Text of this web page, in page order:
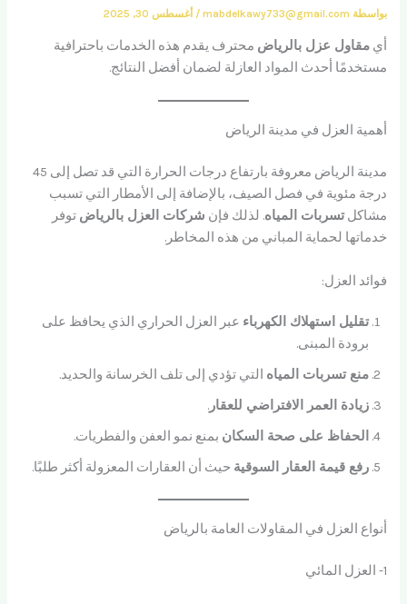
بواسطة mabdelkawy733@gmail.com
/ أغسطس 30, 2025
أيمقاول عزل بالرياض محترف يقدم هذه الخدمات باحترافية
مستخدمًا أحدث المواد العازلة لضمان أفضل النتائج.
أهمية العزل في مدينة الرياض
مدينة الرياض معروفة بارتفاع درجات الحرارة التي قد تصل إلى 45
درجة مئوية في فصل الصيف، بالإضافة إلى الأمطار التي تسبب
مشاكلتسربات المياه. لذلك فإن شركات العزل بالرياض توفر
خدماتها لحماية المباني من هذه المخاطر.
فوائد العزل:
تقليل استهلاك الكهرباء عبر العزل الحراري الذي يحافظ على
برودة المبنى.
منع تسربات المياه التي تؤدي إلى تلف الخرسانة والحديد.
زيادة العمر الافتراضي للعقار.
الحفاظ على صحة السكان بمنع نمو العفن والفطريات.
رفع قيمة العقار السوقية حيث أن العقارات المعزولة أكثر طلبًا.
أنواع العزل في المقاولات العامة بالرياض
1- العزل المائي